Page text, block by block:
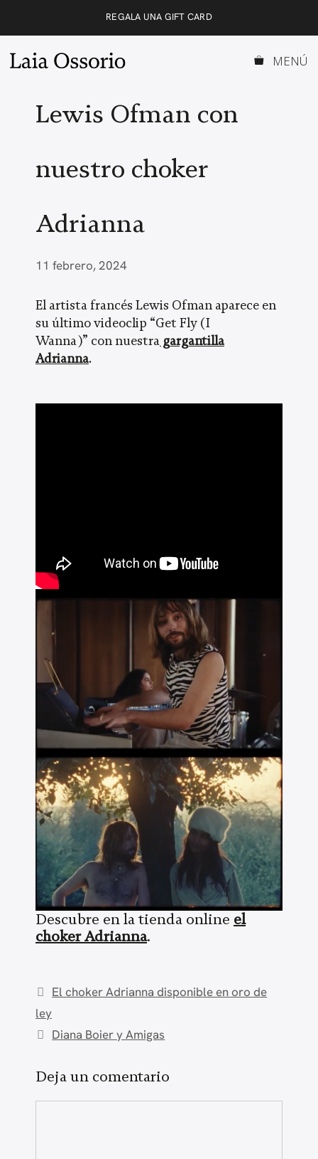
REGALA UNA GIFT CARD
MENÚ
Lewis Ofman con
nuestro choker
Adrianna
11 febrero, 2024
El artista francés Lewis Ofman aparece en
su último videoclip “Get Fly (I
Wanna)” con nuestra gargantilla
Adrianna.
Descubre en la tienda online el
choker Adrianna.
El choker Adrianna disponible en oro de
ley
Diana Boier y Amigas
Deja un comentario